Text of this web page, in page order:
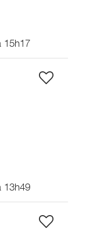
15h17
13h49